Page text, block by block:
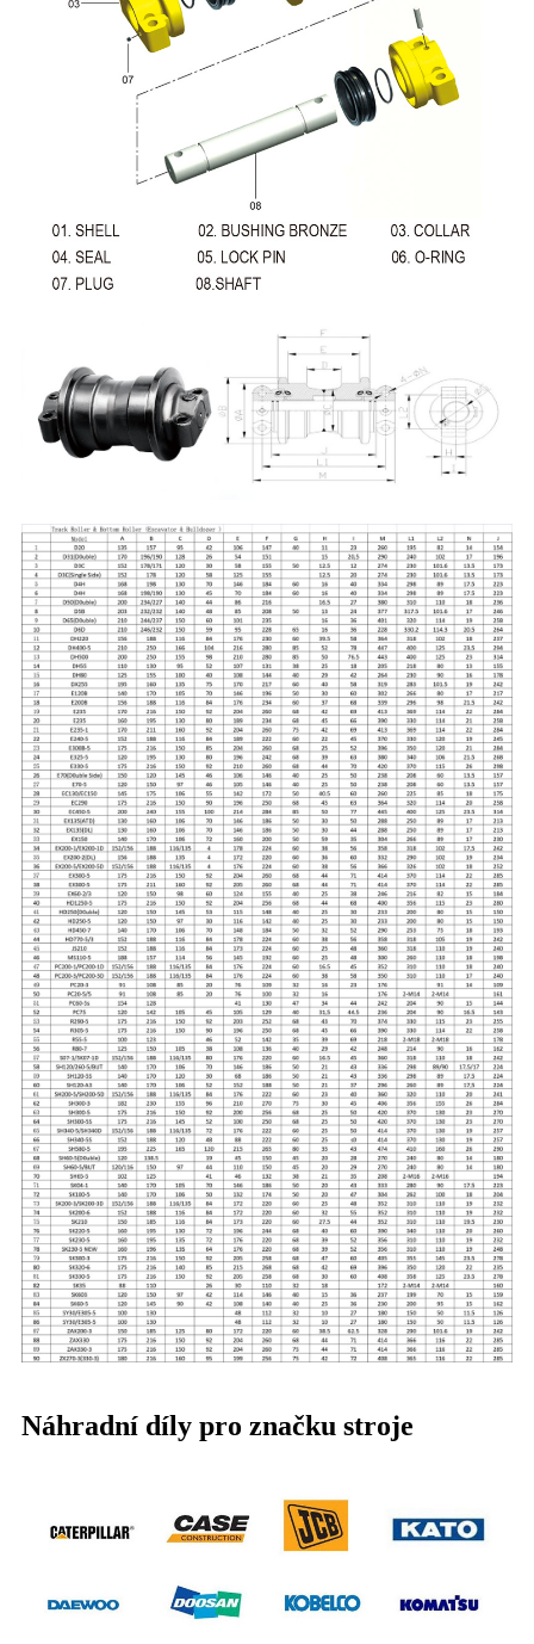
Náhradní díly pro značku stroje